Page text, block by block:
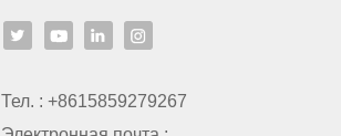
Тел. :+8615859279267